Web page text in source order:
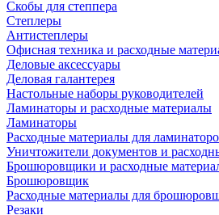
Скобы для степпера
Степлеры
Антистеплеры
Офисная техника и расходные
Деловые аксессуары
Деловая галантерея
Настольные наборы руководителей
Ламинаторы и расходные материалы
Ламинаторы
Расходные материалы для
Уничтожители документов и
Брошюровщики и расходные
Брошюровщик
Расходные материалы для
Резаки